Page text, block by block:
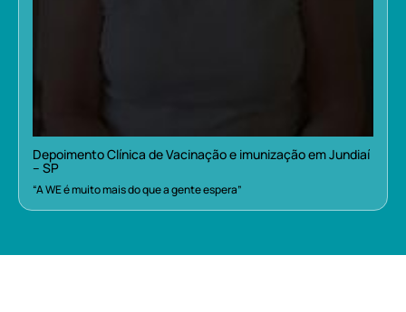
Depoimento Clínica de Vacinação e imunização em Jundiaí
– SP
“A WE é muito mais do que a gente espera”